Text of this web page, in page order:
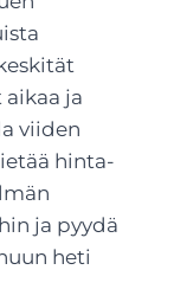
ja
viiden
hinta-
ja pyydä
heti